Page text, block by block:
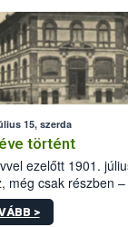
15, szerda
történt
ezelőtt 1901.
még csak részben
alatti, Czigler
>